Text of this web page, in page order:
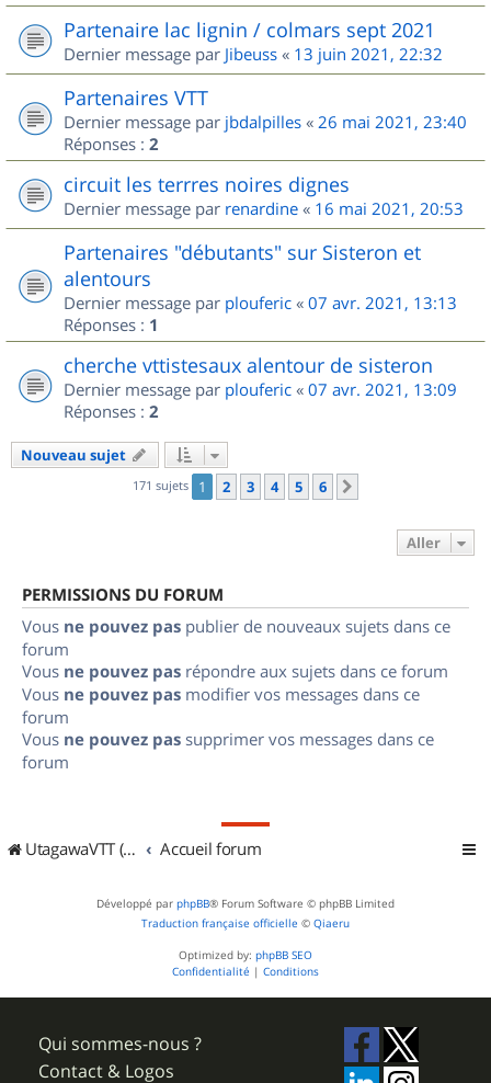
Partenaire lac lignin / colmars sept 2021
Dernier message par Jibeuss « 13 juin 2021, 22:32
Partenaires VTT
Dernier message par jbdalpilles « 26 mai 2021, 23:40
Réponses : 2
circuit les terrres noires dignes
Dernier message par renardine « 16 mai 2021, 20:53
Partenaires "débutants" sur Sisteron et
alentours
Dernier message par plouferic « 07 avr. 2021, 13:13
Réponses : 1
cherche vttistesaux alentour de sisteron
Dernier message par plouferic « 07 avr. 2021, 13:09
Réponses : 2
Nouveau sujet
171 sujets 1 2 3 4 5 6
Aller
PERMISSIONS DU FORUM
Vous ne pouvez pas publier de nouveaux sujets dans ce
forum
Vous ne pouvez pas répondre aux sujets dans ce forum
Vous ne pouvez pas modifier vos messages dans ce
forum
Vous ne pouvez pas supprimer vos messages dans ce
forum
UtagawaVTT (Randos VTT et VTTAE avec traces GPS) Accueil forum
Développé par phpBB® Forum Software © phpBB Limited
Traduction française officielle © Qiaeru
Optimized by: phpBB SEO
Confidentialité | Conditions
Qui sommes-nous ?
Contact & Logos